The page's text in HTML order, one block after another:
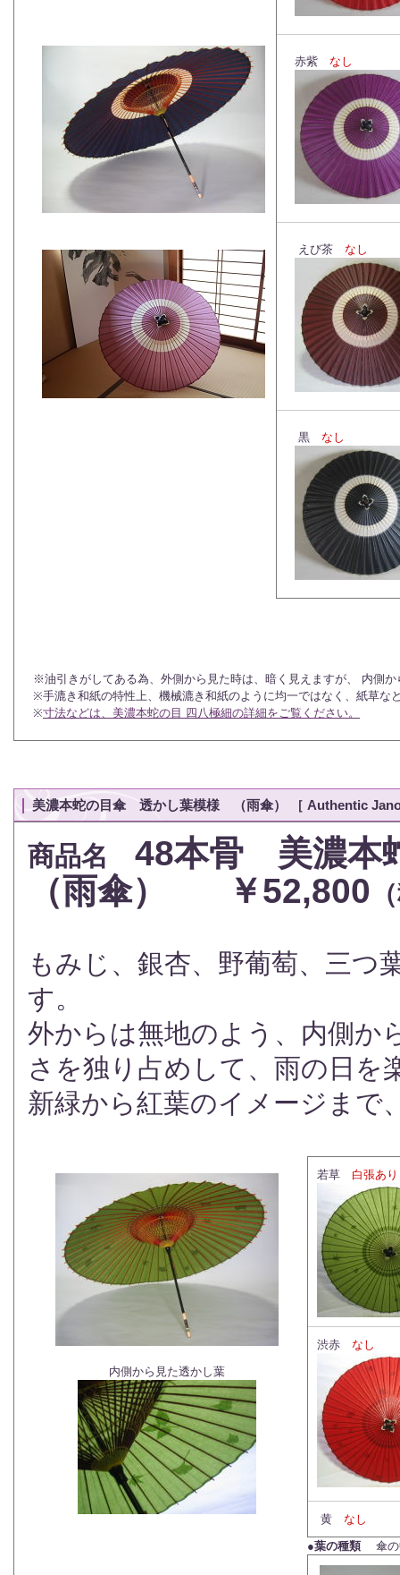
赤紫 なし
えび茶 なし
黒 なし
※油引きがしてある為、外側から見た時は、暗く見えますが、 内側
※手漉き和紙の特性上、機械漉き和紙のように均一ではなく、紙草な
※寸法などは、美濃本蛇の目 四八極細の詳細をご覧ください。
美濃本蛇の目傘 透かし葉模様 （雨傘） ［ Authentic
商品名 48本骨
美濃
（雨傘）
￥52,800
もみじ、銀杏、野葡萄、三つ
す。
外からは無地のよう、内側か
さを独り占めして、雨の日を
新緑から紅葉のイメージまで
内側から見た透かし葉
若草 白張あり
渋赤 なし
黄 なし
●葉の種類傘の